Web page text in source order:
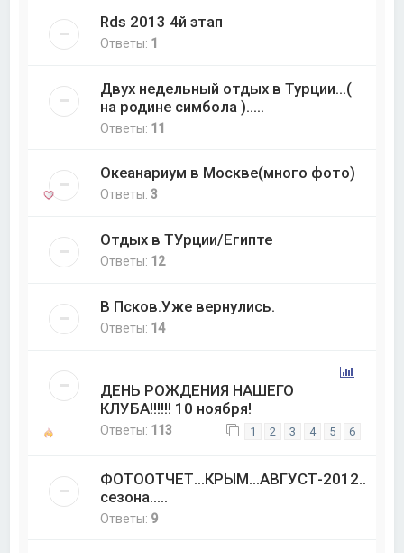
Rds 2013 4й этап
Ответы: 1
Двух недельный отдых в Турции…(
на родине симбола ).....
Ответы: 11
Океанариум в Москве(много фото)
Ответы:3
Отдых в ТУрции/Египте
Ответы: 12
В Псков.Уже вернулись.
Ответы: 14
ДЕНЬ РОЖДЕНИЯ НАШЕГО
КЛУБА!!!!!! 10 ноября!
Ответы: 113 1 2 3 4 5 6
ФОТООТЧЕТ...КРЫМ...АВГУСТ-
сезона.....
Ответы: 9